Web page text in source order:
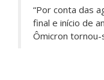
“Por conta das
final e início de
Ômicron tornou-